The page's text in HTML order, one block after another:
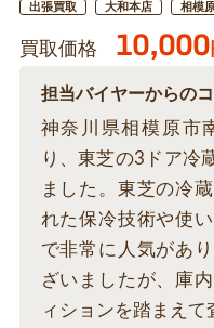
出張買取 大和本店 相模
買取価格 10,000
担当バイヤーからの
神奈川県相模原市
り、東芝の3ドア冷
ました。東芝の冷
れた保冷技術や使
で非常に人気があ
ざいましたが、庫
ィションを踏まえて